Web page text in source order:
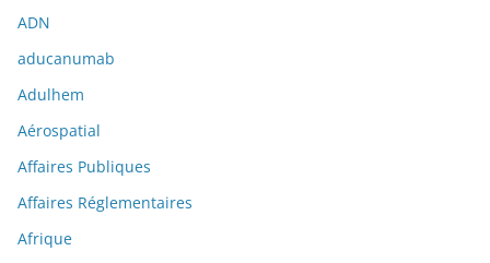
ADN
aducanumab
Adulhem
Aérospatial
Affaires Publiques
Affaires Réglementaires
Afrique